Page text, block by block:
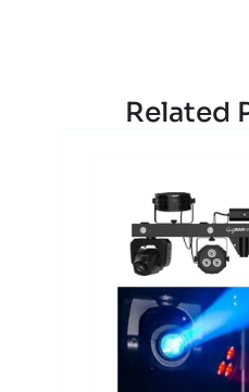
Related